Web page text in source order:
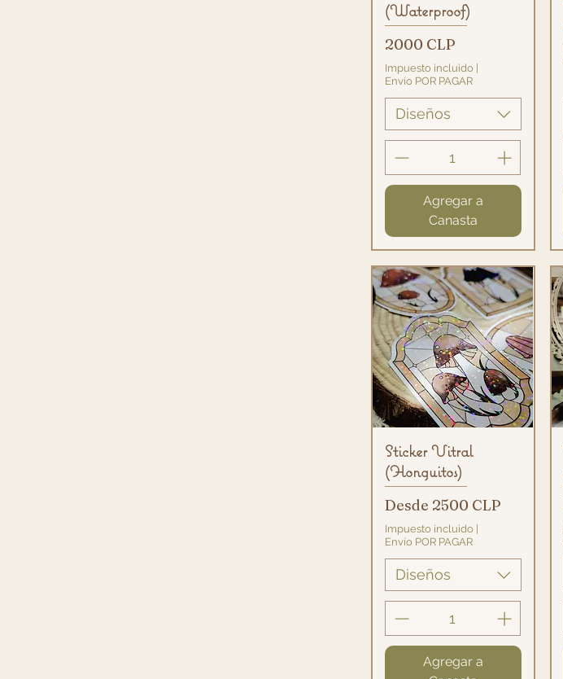
(Waterproof)
Precio
2000 CLP
Impuesto incluido
Envío POR PAGAR
Diseños
Agregar a
Canasta
Vista rápida
Sticker Vitral
(Honguitos)
Desde 2500 CLP
Precio de oferta
Impuesto incluido
Envío POR PAGAR
Diseños
Agregar a